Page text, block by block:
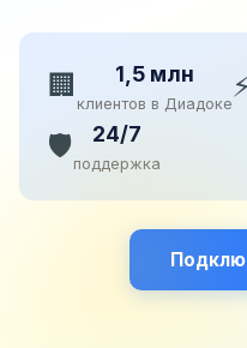
🏢 1,5 млн
клиентов в Диадоке
🛡️ 24/7
поддержка